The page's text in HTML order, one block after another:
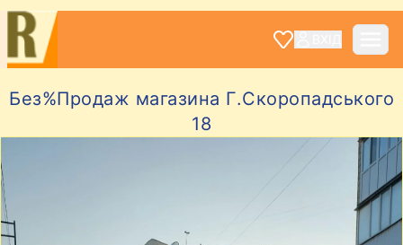
Без%Продаж магазина Г.Скоропадського
18